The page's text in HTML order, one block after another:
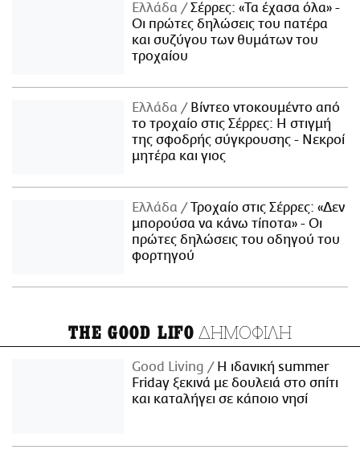
Ελλάδα
Σέρρες: «Τα έχασα όλα» -
Οι πρώτες δηλώσεις του πατέρα
και συζύγου των θυμάτων του
τροχαίου
Ελλάδα
Βίντεο ντοκουμέντο από
το τροχαίο στις Σέρρες: Η στιγμή
της σφοδρής σύγκρουσης - Νεκροί
μητέρα και γιος
Ελλάδα
Τροχαίο στις Σέρρες: «Δεν
μπορούσα να κάνω τίποτα» - Οι
πρώτες δηλώσεις του οδηγού του
φορτηγού
THE GOOD LIFO ΔΗΜΟΦΙΛΗ
Good Living
Η ιδανική summer
Friday ξεκινά με δουλειά στο σπίτι
και καταλήγει σε κάποιο νησί